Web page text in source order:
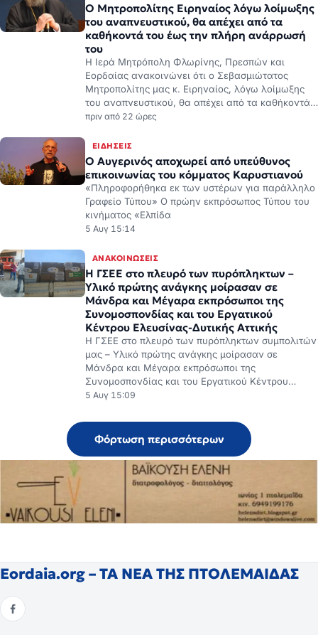
Ο Μητροπολίτης Ειρηναίος λόγω λοίμωξης
του αναπνευστικού, θα απέχει από τα
καθήκοντά του έως την πλήρη ανάρρωσή
του
Η Ιερά Μητρόπολη Φλωρίνης, Πρεσπών και
Εορδαίας ανακοινώνει ότι ο Σεβασμιώτατος
Μητροπολίτης μας κ. Ειρηναίος, λόγω λοίμωξης
του αναπνευστικού, θα απέχει από τα καθήκοντά…
πριν από 22 ώρες
ΕΙΔΉΣΕΙΣ
Ο Αυγερινός αποχωρεί από υπεύθυνος
επικοινωνίας του κόμματος Καρυστιανού
«Πληροφορήθηκα εκ των υστέρων για παράλληλο
Γραφείο Τύπου» Ο πρώην εκπρόσωπος Τύπου του
κινήματος «Ελπίδα
5 Αυγ 15:14
ΑΝΑΚΟΙΝΏΣΕΙΣ
H ΓΣΕΕ στο πλευρό των πυρόπληκτων –
Υλικό πρώτης ανάγκης μοίρασαν σε
Μάνδρα και Μέγαρα εκπρόσωποι της
Συνομοσπονδίας και του Εργατικού
Κέντρου Ελευσίνας-Δυτικής Αττικής
H ΓΣΕΕ στο πλευρό των πυρόπληκτων συμπολιτών
μας – Υλικό πρώτης ανάγκης μοίρασαν σε
Μάνδρα και Μέγαρα εκπρόσωποι της
Συνομοσπονδίας και του Εργατικού Κέντρου…
5 Αυγ 15:09
Φόρτωση περισσότερων
Eordaia.org – ΤΑ ΝΕΑ ΤΗΣ ΠΤΟΛΕΜΑΙΔΑΣ